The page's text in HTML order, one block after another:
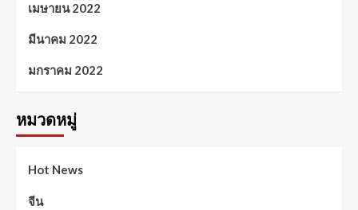
เมษายน 2022
มีนาคม 2022
มกราคม 2022
หมวดหมู่
Hot News
จีน